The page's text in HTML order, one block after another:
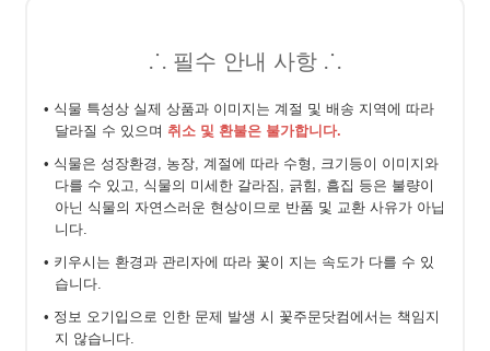
⸫ 필수 안내 사항 ⸫
• 식물 특성상 실제 상품과 이미지는 계절 및 배송 지역에 따라
달라질 수 있으며 취소 및 환불은 불가합니다.
• 식물은 성장환경, 농장, 계절에 따라 수형, 크기등이 이미지와
다를 수 있고, 식물의 미세한 갈라짐, 긁힘, 흠집 등은 불량이
아닌 식물의 자연스러운 현상이므로 반품 및 교환 사유가 아닙
니다.
• 키우시는 환경과 관리자에 따라 꽃이 지는 속도가 다를 수 있
습니다.
• 정보 오기입으로 인한 문제 발생 시 꽃주문닷컴에서는 책임지
지 않습니다.